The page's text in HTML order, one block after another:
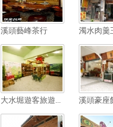
溪頭藝峰茶行 濁水肉羹
大水堀遊客旅遊... 溪頭豪座